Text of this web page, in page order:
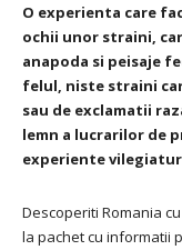
O experienta care
ochii unor straini,
anapoda si peisaje
felul, niste straini
sau de exclamatii
lemn a lucrarilor de
experiente
Descoperiti Romania
la pachet cu informatii